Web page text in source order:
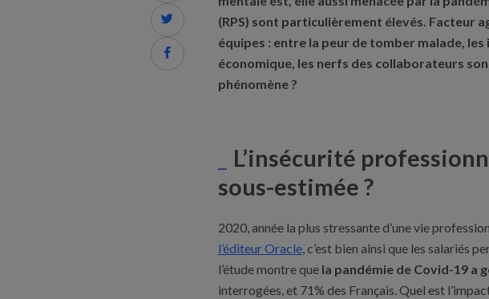


(RPS) sont particulièrement élevés. Facteur
équipes : entre la peur de tomber malade,
économique, les nerfs des collaborateurs
phénomène ?
L’insécurité
sous-estimée ?
2020, année la plus stressante d’une vie
l’éditeur Oracle, c’est bien ainsi que les salariés
l’étude montre que la pandémie de Covid-19 a
interrogées, et 71% des Français. Quel est